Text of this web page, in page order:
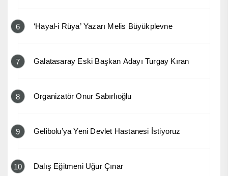
6 ‘Hayal-i Rüya’ Yazarı Melis Büyükplevne
7 Galatasaray Eski Başkan Adayı Turgay Kıran
8 Organizatör Onur Sabırlıoğlu
9 Gelibolu’ya Yeni Devlet Hastanesi İstiyoruz
10 Dalış Eğitmeni Uğur Çınar